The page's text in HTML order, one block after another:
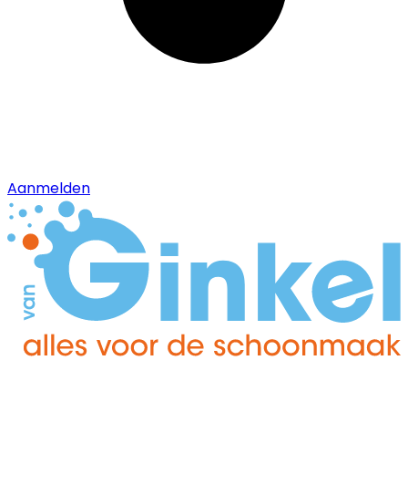
Aanmelden